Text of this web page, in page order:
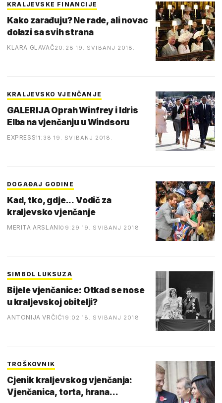
KRALJEVSKE FINANCIJE
Kako zarađuju? Ne rade, ali novac
dolazi sa svih strana
KLARA GLAVAČ20:28 19. SVIBANJ 2018.
KRALJEVSKO VJENČANJE
GALERIJA Oprah Winfrey i Idris
Elba na vjenčanju u Windsoru
EXPRESS11:38 19. SVIBANJ 2018.
DOGAĐAJ GODINE
Kad, tko, gdje... Vodič za
kraljevsko vjenčanje
MERITA ARSLANI09:29 19. SVIBANJ 2018.
SIMBOL LUKSUZA
Bijele vjenčanice: Otkad se nose
u kraljevskoj obitelji?
ANTONIJA VRČIĆ19:02 18. SVIBANJ 2018.
TROŠKOVNIK
Cjenik kraljevskog vjenčanja:
Vjenčanica, torta, hrana...